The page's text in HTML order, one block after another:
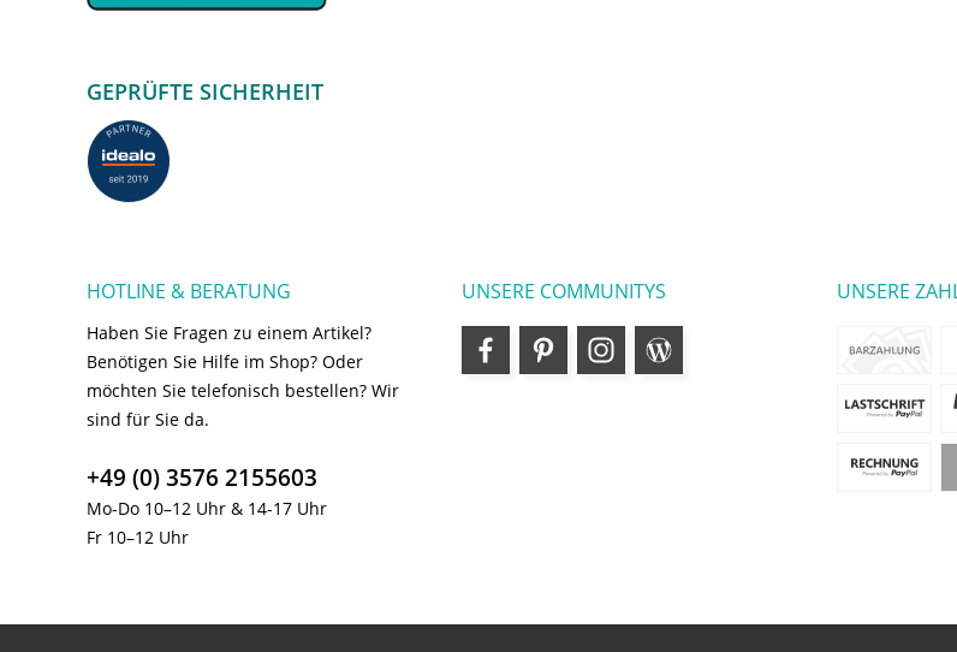
GEPRÜFTE SICHERHEIT
HOTLINE & BERATUNG
Haben Sie Fragen zu einem Artikel?
Benötigen Sie Hilfe im Shop? Oder
möchten Sie telefonisch bestellen? Wir
sind für Sie da.
+49 (0) 3576 2155603
Mo-Do 10–12 Uhr & 14-17 Uhr
Fr 10–12 Uhr
UNSERE COMMUNITYS UNSERE